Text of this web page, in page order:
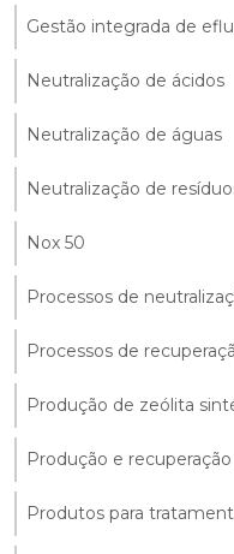
Gestão integrada de
Neutralização de ácidos
Neutralização de águas
Neutralização de
Nox 50
Processos de
Processos de
Produção de zeólita
Produção e
Produtos para